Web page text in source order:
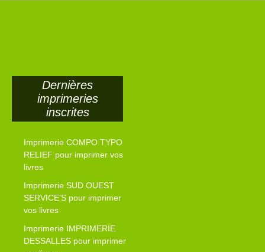
Dernières
imprimeries
inscrites
Imprimerie COMPO TYPO
RELIEF pour imprimer vos
livres
Imprimerie SUD OUEST
SERVICE’S pour imprimer
vos livres
Imprimerie IMPRIMERIE
DESSALLES pour imprimer